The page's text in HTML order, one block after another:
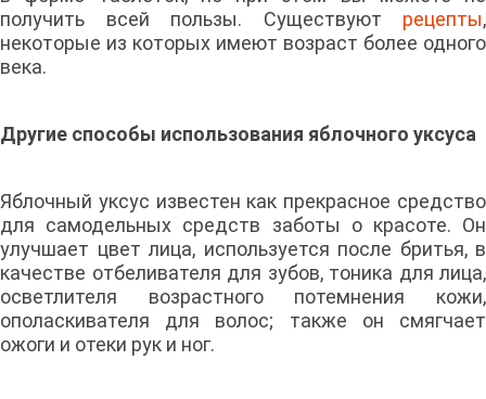
получить всей пользы. Существуют рецепты,
некоторые из которых имеют возраст более одного
века.
Другие способы использования яблочного уксуса
Яблочный уксус известен как прекрасное средство
для самодельных средств заботы о красоте. Он
улучшает цвет лица, используется после бритья, в
качестве отбеливателя для зубов, тоника для лица,
осветлителя возрастного потемнения кожи,
ополаскивателя для волос; также он смягчает
ожоги и отеки рук и ног.